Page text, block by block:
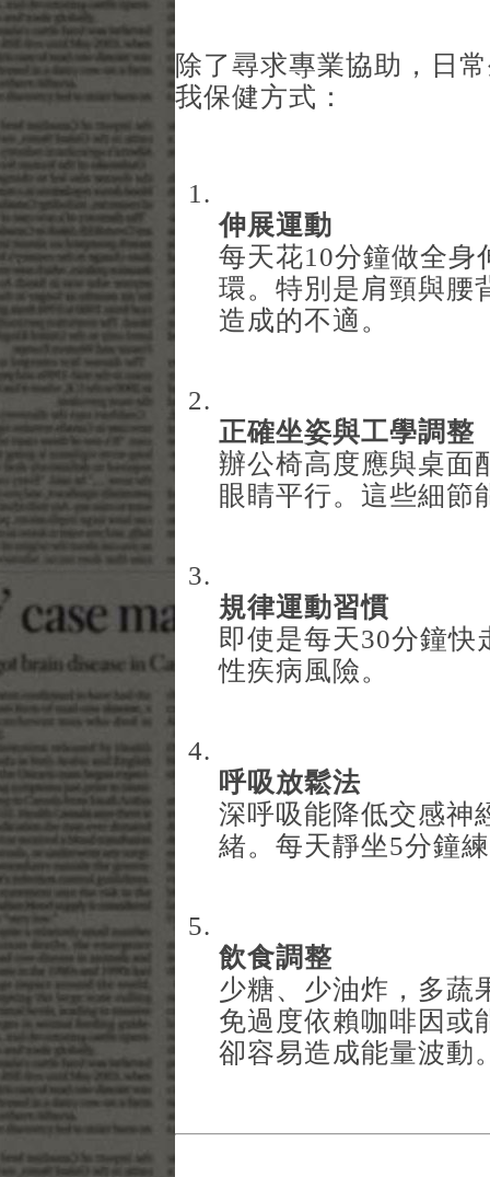
除了尋求專業協助，日
我保健方式：
伸展運動
每天花10分鐘做全身
環。特別是肩頸與腰
造成的不適。
正確坐姿與工學調整
辦公椅高度應與桌面
眼睛平行。這些細節
規律運動習慣
即使是每天30分鐘快
性疾病風險。
呼吸放鬆法
深呼吸能降低交感神
緒。每天靜坐5分鐘
飲食調整
少糖、少油炸，多蔬
免過度依賴咖啡因或
卻容易造成能量波動